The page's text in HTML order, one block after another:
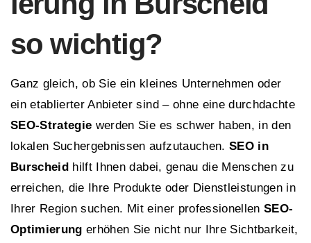
so wichtig?
Ganz gleich, ob Sie ein kleines Unternehmen oder
ein etablierter Anbieter sind – ohne eine durchdachte
SEO-Strategie werden Sie es schwer haben, in den
lokalen Suchergebnissen aufzutauchen. SEO in
Burscheid hilft Ihnen dabei, genau die Menschen zu
erreichen, die Ihre Produkte oder Dienstleistungen in
Ihrer Region suchen. Mit einer professionellen SEO-
Optimierung erhöhen Sie nicht nur Ihre Sichtbarkeit,